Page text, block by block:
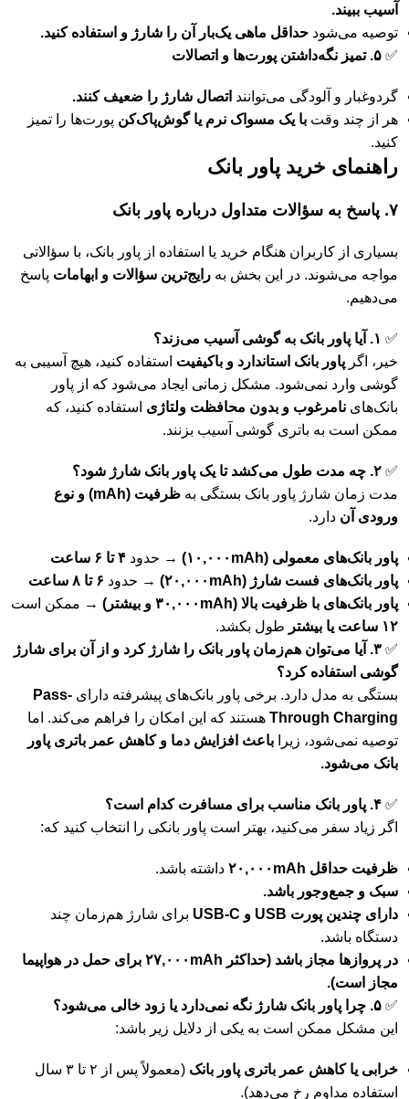
آسیب ببیند.
توصیه می‌شود حداقل ماهی یک‌بار آن را شارژ و استفاده کنید.
✅ ۵. تمیز نگه‌داشتن پورت‌ها و اتصالات
گردوغبار و آلودگی می‌توانند اتصال شارژ را ضعیف کنند.
هر از چند وقت با یک مسواک نرم یا گوش‌پاک‌کن پورت‌ها را تمیز
کنید.
راهنمای خرید پاور بانک
۷. پاسخ به سؤالات متداول درباره پاور بانک
بسیاری از کاربران هنگام خرید یا استفاده از پاور بانک، با سؤالاتی
مواجه می‌شوند. در این بخش به رایج‌ترین سؤالات و ابهامات پاسخ
می‌دهیم.
✅ ۱. آیا پاور بانک به گوشی آسیب می‌زند؟
خیر، اگر پاور بانک استاندارد و باکیفیت استفاده کنید، هیچ آسیبی به
گوشی وارد نمی‌شود. مشکل زمانی ایجاد می‌شود که از پاور
بانک‌های نامرغوب و بدون محافظت ولتاژی استفاده کنید، که
ممکن است به باتری گوشی آسیب بزنند.
✅ ۲. چه مدت طول می‌کشد تا یک پاور بانک شارژ شود؟
مدت زمان شارژ پاور بانک بستگی به
ظرفیت (mAh) و نوع
ورودی آن دارد.
پاور بانک‌های معمولی (۱۰,۰۰۰mAh) → حدود ۴ تا ۶ ساعت
پاور بانک‌های فست شارژ (۲۰,۰۰۰mAh)
→ حدود ۶ تا ۸ ساعت
پاور بانک‌های با ظرفیت بالا (۳۰,۰۰۰mAh و بیشتر)
→ ممکن است
۱۲ ساعت یا بیشتر
طول بکشد.
✅
۳. آیا می‌توان هم‌زمان پاور بانک را شارژ کرد و از آن برای شارژ
گوشی استفاده کرد؟
بستگی به مدل دارد. برخی پاور بانک‌های پیشرفته دارای Pass-
Through Charging هستند که این امکان را فراهم می‌کند. اما
توصیه نمی‌شود، زیرا باعث افزایش دما و کاهش عمر باتری پاور
بانک می‌شود.
✅ ۴. پاور بانک مناسب برای مسافرت کدام است؟
اگر زیاد سفر می‌کنید، بهتر است پاور بانکی را انتخاب کنید که:
ظرفیت حداقل ۲۰,۰۰۰mAh
داشته باشد.
سبک و جمع‌وجور باشد.
دارای چندین پورت USB و USB-C
برای شارژ هم‌زمان چند
دستگاه باشد.
در پروازها مجاز باشد (حداکثر ۲۷,۰۰۰mAh برای حمل در هواپیما
مجاز است).
✅ ۵. چرا پاور بانک شارژ نگه نمی‌دارد یا زود خالی می‌شود؟
این مشکل ممکن است به یکی از دلایل زیر باشد:
خرابی یا کاهش عمر باتری پاور بانک
(معمولاً پس از ۲ تا ۳ سال
استفاده مداوم رخ می‌دهد).